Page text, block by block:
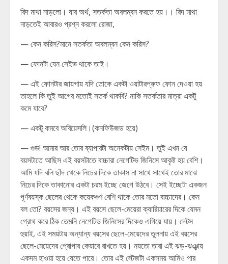
রিদ মাথা নাড়লো। যার অর্থ, সতর্কতা অবলম্বন করতে হয়।। রিদ মাথা
নাড়তেই আবারও প্রশ্ন করলো রোজা,
— কেন করিস?মানে সতর্কতা অবলম্বন কেন করিস?
— ফোনটা যেন সেইভ থাকে তাই।
— এই ফোনটার জায়গায় যদি তোকে একটা ওয়াটারপ্রুফ ফোন দেওয়া হয়
তাহলে কি তুই আগের মতোই সতর্ক থাকবি? নাকি সতর্কতার মাত্রা একটু
কমে যাবে?
— একটু কমবে অবিয়েসলি।(কনফিউজড হয়ে)
— গুড! আমার আর তোর ব্যাপারটা অনেকটায় সেইম। তুই এখন যে
বয়সটাতে আছিস এই বয়সটাতে বাচ্চারা নেগেটিভ জিনিসে আকৃষ্ট হয় বেশি।
আমি যদি বলি ছাঁদ থেকে নিচের দিকে তাকাস না সাথে সাথেই তোর মাঝে
নিচের দিকে তাকানোর একটা চরম ইচ্ছে জেগে উঠবে। সেই ইচ্ছেটা একজন
পূর্ণবয়স্ক ছেলের থেকে কয়েকগুণ বেশি থাকে তোর মতো বাচ্চাদের। কেন
বল তো? বয়সের জন্য। এই বয়সে ছেলে-মেয়েরা ক্যারিয়ারের দিকে যেমন
গ্রোথ করে ঠিক তেমনি নেগেটিভ জিনিসের দিকেও এগিয়ে যায়। দেটস
হুয়াই, এই সময়টায় অন্যান্য বয়সের ছেলে-মেয়েদের তুলনায় এই বয়সের
ছেলে-মেয়েদের প্রোপার কেয়ারে রাখতে হয়। নয়তো তারা এই ঝড়-ঝঞ্ঝায়
একদম হাওয়া হয়ে যেতে পারে। তোর এই স্টেজটা একসময় আমিও পার